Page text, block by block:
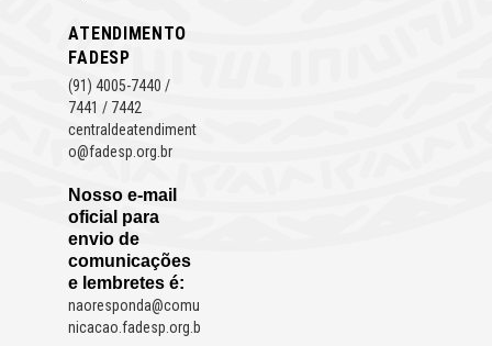
ATENDIMENTO
FADESP
(91) 4005-7440 /
7441 / 7442
centraldeatendiment
o@fadesp.org.br
Nosso e-mail
oficial para
envio de
comunicações
e lembretes é:
naoresponda@comu
nicacao.fadesp.org.b